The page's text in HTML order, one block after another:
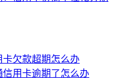
欠款超期怎么办
用卡逾期了怎么办